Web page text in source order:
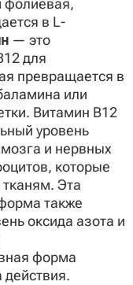
фолиевая,
в L-
— это
для
превращается в
или
Витамин B12
уровень
и нервных
которые
тканям. Эта
также
оксида азота и
форма
действия.